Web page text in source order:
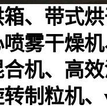
、带式
雾干燥
机、高
制粒机